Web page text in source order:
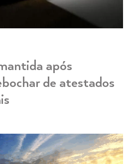
após
de atestados